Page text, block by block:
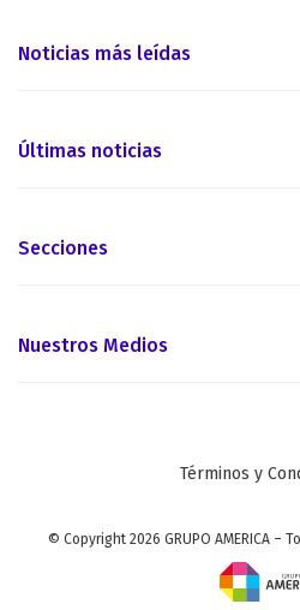
Noticias más leídas
Últimas noticias
Secciones
Nuestros Medios
Términos y
© Copyright 2026 GRUPO AMERICA –